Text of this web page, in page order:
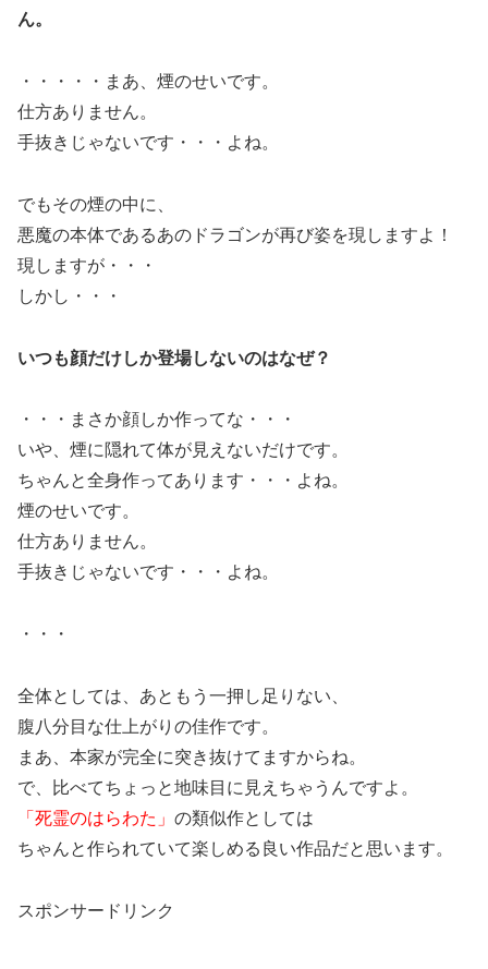
ん。
・・・・・まあ、煙のせいです。
仕方ありません。
手抜きじゃないです・・・よね。
でもその煙の中に、
悪魔の本体であるあのドラゴンが再び姿を現しますよ！
現しますが・・・
しかし・・・
いつも顔だけしか登場しないのはなぜ？
・・・まさか顔しか作ってな・・・
いや、煙に隠れて体が見えないだけです。
ちゃんと全身作ってあります・・・よね。
煙のせいです。
仕方ありません。
手抜きじゃないです・・・よね。
・・・
全体としては、あともう一押し足りない、
腹八分目な仕上がりの佳作です。
まあ、本家が完全に突き抜けてますからね。
で、比べてちょっと地味目に見えちゃうんですよ。
「死霊のはらわた」 の類似作としては
ちゃんと作られていて楽しめる良い作品だと思います。
スポンサードリンク